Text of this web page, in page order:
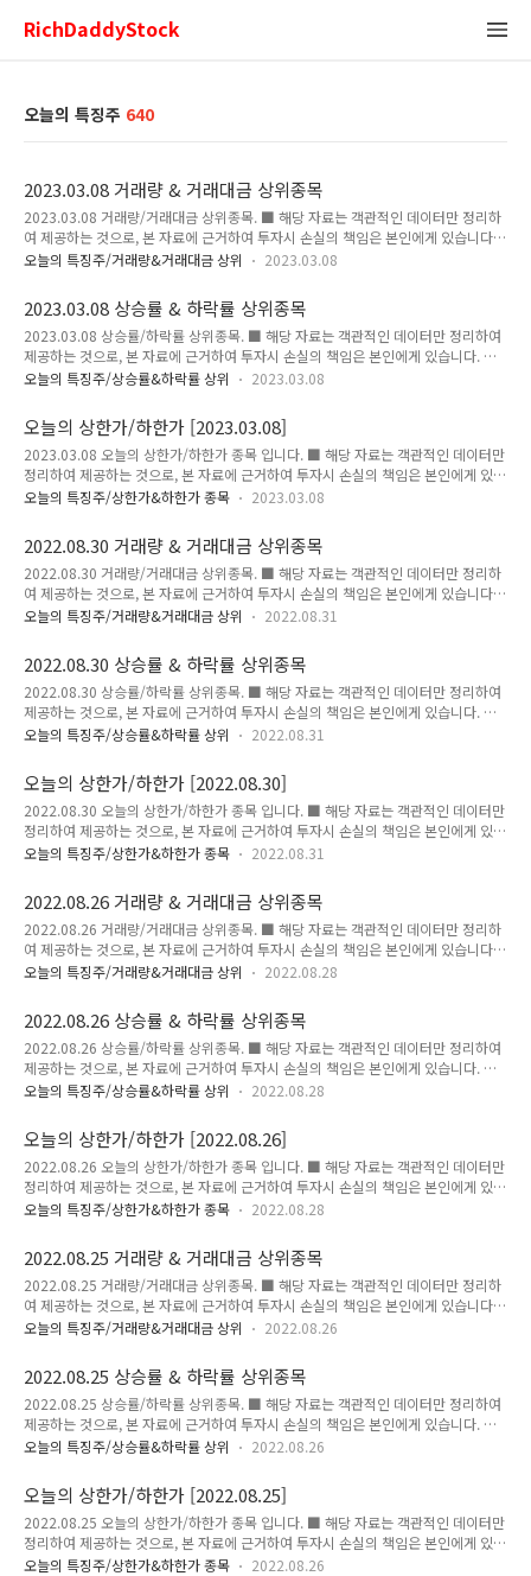
RichDaddyStock
오늘의 특징주 640
2023.03.08 거래량 & 거래대금 상위종목
2023.03.08 거래량/거래대금 상위종목. ■ 해당 자료는 객관적인 데이터만 정리하
여 제공하는 것으로, 본 자료에 근거하여 투자시 손실의 책임은 본인에게 있습니다.
■ 거래량 상위 종목 ■ 거래대금 상위 종목 ■ 거래량 상위 종목 단위:원,%,주,억원
-552 -28.81 50,398,684 707 2 소니드 5,850 1,085 22.77 49,258,074 2,867
3 골든센츄리 340 -22 -6.08 48,567,935 169 4 MDS테크 3,110 155 5.25
39,983,794 1,238 5 에스디생명공학 714 119 20.00 39,981,308 277 6 실리콘
투 3,645 210 6.11 34..
오늘의 특징주/거래량&거래대금 상위 2023.03.08
2023.03.08 상승률 & 하락률 상위종목
2023.03.08 상승률/하락률 상위종목. ■ 해당 자료는 객관적인 데이터만 정리하여
제공하는 것으로, 본 자료에 근거하여 투자시 손실의 책임은 본인에게 있습니다. ■
상승률 상위 종목 ■ 하락률 상위 종목 ■ 상승률 상위 종목 단위:원,%,주,억원(거래
29.95 30,059,563 2,178 2 경동인베스트 111,600 25,700 29.92 688,728
736 3 한국ANKOR유전 227 52 29.71 32,372,245 66 4 DB하이텍1우 114,000
22,200 24.18 18,744 21 5 미래나노텍 30,150 5,700 23.31 23,239,065
6,837 6 엑서지21 1,533 286..
오늘의 특징주/상승률&하락률 상위 2023.03.08
오늘의 상한가/하한가 [2023.03.08]
2023.03.08 오늘의 상한가/하한가 종목 입니다. ■ 해당 자료는 객관적인 데이터만
정리하여 제공하는 것으로, 본 자료에 근거하여 투자시 손실의 책임은 본인에게 있습
니다. ★★★ 오늘의 상한가 ★★★ 경동인베스트한국ANKOR유전레몬 1.경동인베
가 시총 거래량 전일대비 111,600 2,639 688,728 29.92 2.한국ANKOR유전 이미
지 출처 : https://finance.naver.com 단위:주,억(원),% 현재가 시총 거래량 전일대
비 227 158 32,372,245 29.71 3.레몬 [상세보기] 이미지 출처 :
https://finance.naver.com 단위:주,억(원),%..
오늘의 특징주/상한가&하한가 종목 2023.03.08
2022.08.30 거래량 & 거래대금 상위종목
2022.08.30 거래량/거래대금 상위종목. ■ 해당 자료는 객관적인 데이터만 정리하
여 제공하는 것으로, 본 자료에 근거하여 투자시 손실의 책임은 본인에게 있습니다.
■ 거래량 상위 종목 ■ 거래대금 상위 종목 ■ 거래량 상위 종목 단위:원,%,주,억원
21.36 34,964,460 205 2 대한전선 1,990 -10 -0.50 31,137,800 622 3 조광ILI
2,170 -50 -2.25 18,127,692 397 4 한국맥널티 7,860 1,060 15.59
17,707,846 1,423 5 켐트로스 11,450 1,450 14.50 17,481,366 2,003 6 이루
온 2,950 255 9.46 15..
오늘의 특징주/거래량&거래대금 상위 2022.08.31
2022.08.30 상승률 & 하락률 상위종목
2022.08.30 상승률/하락률 상위종목. ■ 해당 자료는 객관적인 데이터만 정리하여
제공하는 것으로, 본 자료에 근거하여 투자시 손실의 책임은 본인에게 있습니다. ■
상승률 상위 종목 ■ 하락률 상위 종목 ■ 상승률 상위 종목 단위:원,%,주,억원(거래
115.19 6,708,507 46 2 앱클론 21,700 5,000 29.94 2,873,120 575 3 CBI
591 104 21.36 34,964,460 205 4 한국정보통신 10,350 1,800 21.05
5,953,553 602 5 새빗켐 173,000 29,200 20.31 2,209,178 3,707 6 에스씨엠
생명과학 13,050 2,100 19.18..
오늘의 특징주/상승률&하락률 상위 2022.08.31
오늘의 상한가/하한가 [2022.08.30]
2022.08.30 오늘의 상한가/하한가 종목 입니다. ■ 해당 자료는 객관적인 데이터만
정리하여 제공하는 것으로, 본 자료에 근거하여 투자시 손실의 책임은 본인에게 있습
니다. ★★★ 오늘의 상한가 ★★★ 소리바다앱클론 1.소리바다 [상세보기] 이미지
850 75 6,708,507 115.19 2.앱클론 [상세보기] 이미지 출처 :
https://finance.naver.com 단위:주,억(원),% 현재가 시총 거래량 전일대비
21,700 3,324 2,873,120 29.94
오늘의 특징주/상한가&하한가 종목 2022.08.31
2022.08.26 거래량 & 거래대금 상위종목
2022.08.26 거래량/거래대금 상위종목. ■ 해당 자료는 객관적인 데이터만 정리하
여 제공하는 것으로, 본 자료에 근거하여 투자시 손실의 책임은 본인에게 있습니다.
■ 거래량 상위 종목 ■ 거래대금 상위 종목 ■ 거래량 상위 종목 단위:원,%,주,억원
90 3.61 46,238,850 1,217 2 대한전선 1,915 75 4.08 35,562,802 673 3 현대
두산인프라코어 6,570 870 15.26 30,041,376 1,967 4 조광ILI 2,110 -70 -3.21
23,245,787 506 5 SH에너지화학 1,310 85 6.94 22,530,281 291 6 알티캐스
트 1,985 270 15.74..
오늘의 특징주/거래량&거래대금 상위 2022.08.28
2022.08.26 상승률 & 하락률 상위종목
2022.08.26 상승률/하락률 상위종목. ■ 해당 자료는 객관적인 데이터만 정리하여
제공하는 것으로, 본 자료에 근거하여 투자시 손실의 책임은 본인에게 있습니다. ■
상승률 상위 종목 ■ 하락률 상위 종목 ■ 상승률 상위 종목 단위:원,%,주,억원(거래
4,100 29.71 9,912,584 1,606 2 세아특수강 19,650 4,500 29.70 2,073,866
385 3 유신 34,900 5,950 20.55 4,805,202 1,615 4 디엔에이링크 4,615 685
17.43 2,247,681 103 5 현대바이오 31,800 4,350 15.85 10,625,319 3,348 6
알티캐스트 1,985 27..
오늘의 특징주/상승률&하락률 상위 2022.08.28
오늘의 상한가/하한가 [2022.08.26]
2022.08.26 오늘의 상한가/하한가 종목 입니다. ■ 해당 자료는 객관적인 데이터만
정리하여 제공하는 것으로, 본 자료에 근거하여 투자시 손실의 책임은 본인에게 있습
니다. ★★★ 오늘의 상한가 ★★★ 세아특수강한미글로벌 1.세아특수강 [상세보
량 전일대비 19,650 1,684 2,073,866 29.70 2.한미글로벌 [상세보기] 이미지 출
처 : https://finance.naver.com 단위:주,억(원),% 현재가 시총 거래량 전일대비
17,900 1,961 9,912,584 29.71
오늘의 특징주/상한가&하한가 종목 2022.08.28
2022.08.25 거래량 & 거래대금 상위종목
2022.08.25 거래량/거래대금 상위종목. ■ 해당 자료는 객관적인 데이터만 정리하
여 제공하는 것으로, 본 자료에 근거하여 투자시 손실의 책임은 본인에게 있습니다.
■ 거래량 상위 종목 ■ 거래대금 상위 종목 ■ 거래량 상위 종목 단위:원,%,주,억원
145 6.25 37,870,560 930 2 유틸렉스 10,050 2,310 29.84 25,922,196
2,396 3 모나리자 3,775 360 10.54 24,952,791 992 4 조광ILI 2,180 0 0.00
22,156,826 485 5 캠시스 2,440 65 2.74 19,662,003 494 6 에스트래픽 5,250
80 1.55 13,987,79..
오늘의 특징주/거래량&거래대금 상위 2022.08.26
2022.08.25 상승률 & 하락률 상위종목
2022.08.25 상승률/하락률 상위종목. ■ 해당 자료는 객관적인 데이터만 정리하여
제공하는 것으로, 본 자료에 근거하여 투자시 손실의 책임은 본인에게 있습니다. ■
상승률 상위 종목 ■ 하락률 상위 종목 ■ 상승률 상위 종목 단위:원,%,주,억원(거래
16,600 29.86 995,824 667 2 유틸렉스 10,050 2,310 29.84 25,922,196
2,396 3 RF머트리얼즈 13,300 2,300 20.91 809,849 103 4 화승알앤에이
4,420 750 20.44 13,165,665 572 5 타이거일렉 17,200 2,750 19.03
1,647,524 287 6 유신 28,950 4,000 1..
오늘의 특징주/상승률&하락률 상위 2022.08.26
오늘의 상한가/하한가 [2022.08.25]
2022.08.25 오늘의 상한가/하한가 종목 입니다. ■ 해당 자료는 객관적인 데이터만
정리하여 제공하는 것으로, 본 자료에 근거하여 투자시 손실의 책임은 본인에게 있습
니다. ★★★ 오늘의 상한가 ★★★ 유틸렉스하나기술 1.유틸렉스 [상세보기] 이미
오늘의 특징주/상한가&하한가 종목 2022.08.26